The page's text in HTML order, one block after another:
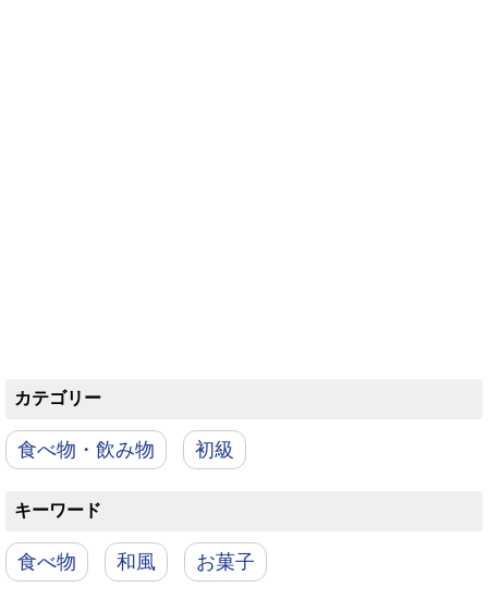
カテゴリー
食べ物・飲み物 初級
キーワード
食べ物 和風 お菓子